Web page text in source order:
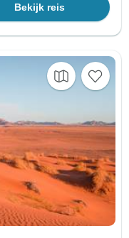
Bekijk reis